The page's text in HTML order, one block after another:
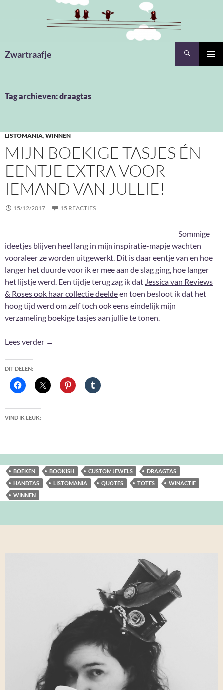
Zwartraafje
Tag archieven: draagtas
LISTOMANIA,WINNEN
MIJN BOEKIGE TASJES ÉN
EENTJE EXTRA VOOR
IEMAND VAN JULLIE!
15/12/2017 15 REACTIES
Sommige
ideetjes blijven heel lang in mijn inspiratie-mapje wachten
vooraleer ze worden uitgewerkt. Dit is daar eentje van en hoe
langer het duurde voor ik er mee aan de slag ging, hoe langer
het lijstje werd. Een tijdje terug zag ik dat Jessica van Reviews
& Roses ook haar collectie deeldeen toen besloot ik dat het
hoog tijd werd om zelf toch ook eens eindelijk mijn
verzameling boekige tasjes aan jullie te tonen.
Lees verder Mijn boekige tasjes én eentje extra voor iemand
→
DIT DELEN:
VIND IK LEUK:
BOEKEN BOOKISH CUSTOM JEWELS
DRAAGTAS
HANDTAS
LISTOMANIA QUOTES TOTES
WINACTIE
WINNEN